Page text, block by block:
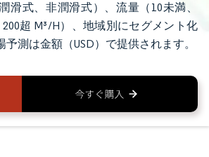
滑式、非潤滑式）、流量（10未満、
200超 M³/H）、地域別にセグメント化
測は金額（USD）で提供されます。